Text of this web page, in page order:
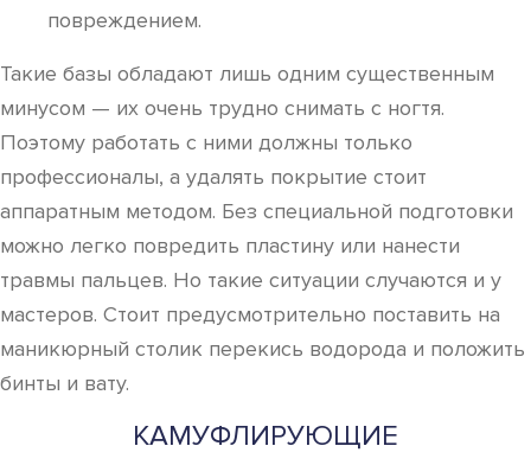
повреждением.
Такие базы обладают лишь одним существенным
минусом — их очень трудно снимать с ногтя.
Поэтому работать с ними должны только
профессионалы, а удалять покрытие стоит
аппаратным методом. Без специальной подготовки
можно легко повредить пластину или нанести
травмы пальцев. Но такие ситуации случаются и у
мастеров. Стоит предусмотрительно поставить на
маникюрный столик перекись водорода и положить
бинты и вату.
КАМУФЛИРУЮЩИЕ